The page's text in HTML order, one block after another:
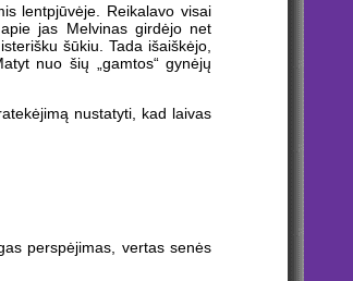
lentpjūvėje. Reikalavo visai
jas Melvinas girdėjo net
šūkiu. Tada išaiškėjo,
nuo šių „gamtos“ gynėjų
nustatyti, kad laivas
perspėjimas, vertas senės